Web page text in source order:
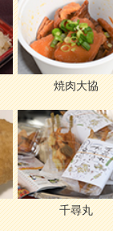
焼肉大協
千尋丸